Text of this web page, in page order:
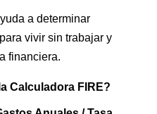
a determinar
vivir sin trabajar y
financiera.
Calculadora FIRE?